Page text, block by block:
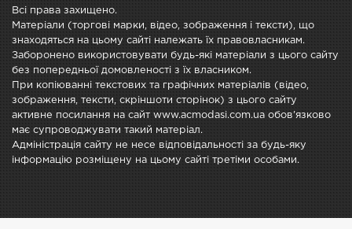
Всі права захищено.
Матеріали (торгові марки, відео, зображення і тексти), що
знаходяться на цьому сайті належать їх правовласникам.
Заборонено використовувати будь-які матеріали з цього сайту
без попередньої домовленості з їх власником.
При копіюванні текстових та графічних матеріалів (відео,
зображення, тексти, скріншоти сторінок) з цього сайту
активне посилання на сайт www.acmodasi.com.ua обов'язково
має супроводжувати такий матеріал.
Адміністрація сайту не несе відповідальності за будь-яку
інформацію розміщену на цьому сайті третіми особами.